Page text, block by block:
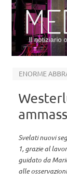
Il notiziario
Svelati nuovi
1, grazie al
guidato da
alle